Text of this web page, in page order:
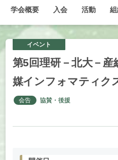
学会概要 入会 活動
イベント
第5 回理研－ 北大－ 産
媒インフォマティク
会告 協賛・後援